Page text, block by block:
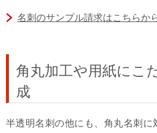
名刺のサンプル請求はこちらか
角丸加工や用紙にこ
成
半透明名刺の他にも、角丸名刺に